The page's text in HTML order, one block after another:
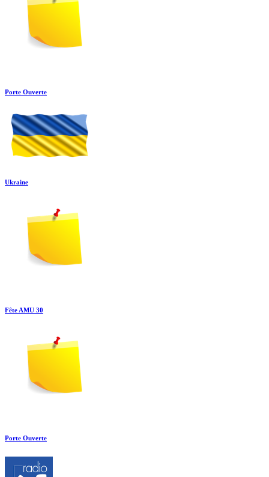
Porte Ouverte
Ukraine
Fête AMU 30
Porte Ouverte